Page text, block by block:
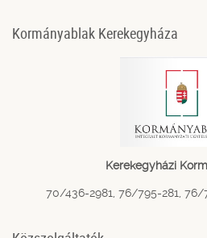
Kormányablak Kerekegyháza
Kerekegyházi
70/436-2981, 76/795-281,